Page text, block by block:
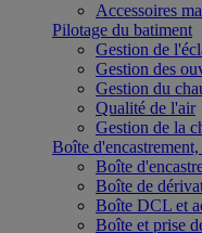
Accessoires
Pilotage du batiment
Gestion de
Gestion des
Gestion du
Qualité de l'air
Gestion de la
Boîte
Boîte
Boîte de
Boîte DCL et
Boîte et prise